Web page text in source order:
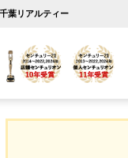
葉リアルティー